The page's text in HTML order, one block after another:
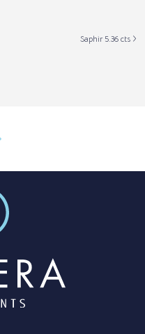
Saphir 5.36 cts